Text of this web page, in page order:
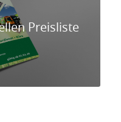
Preisliste